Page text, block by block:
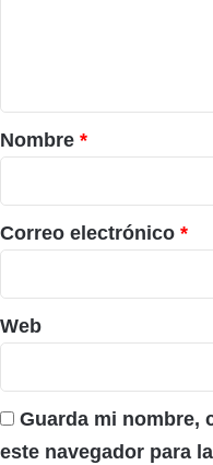
r
i
o
*
Nombre *
Correo electrónico *
Web
Guarda mi nombre,
este navegador para